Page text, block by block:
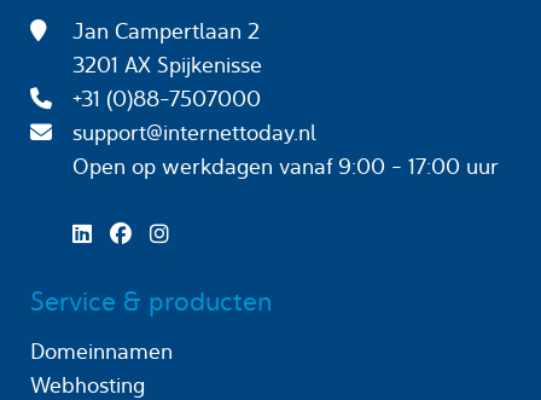
Jan Campertlaan 2
3201 AX Spijkenisse
+31 (0)88-7507000
support@internettoday.nl
Open op werkdagen
vanaf 9:00 - 17:00 uur
Service & producten
Domeinnamen
Webhosting